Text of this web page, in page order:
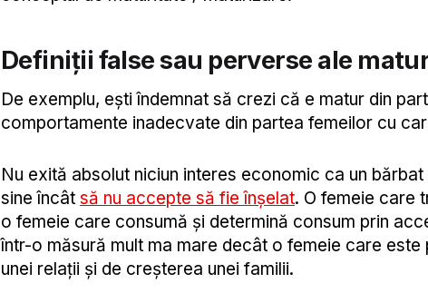
Definiții false sau perverse ale
De exemplu, ești îndemnat să crezi că e matur din
comportamente inadecvate din partea femeilor cu
Nu exită absolut niciun interes economic ca un
sine încât să nu accepte să fie înșelat. O femeie care
o femeie care consumă și determină consum prin
într-o măsură mult ma mare decât o femeie care
unei relații și de creșterea unei familii.